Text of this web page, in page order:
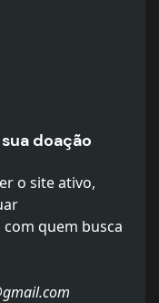
doação
o site ativo,
quem busca